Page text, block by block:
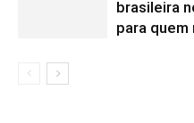
brasileira
para